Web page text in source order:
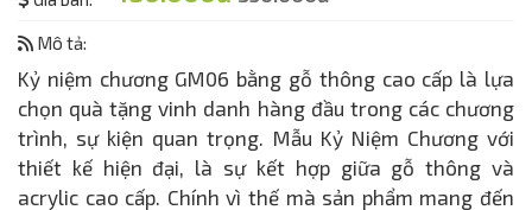
Mô tả:
Kỷ niệm chương GM06 bằng gỗ thông cao cấp là lựa
chọn quà tặng vinh danh hàng đầu trong các chương
trình, sự kiện quan trọng. Mẫu Kỷ Niệm Chương với
thiết kế hiện đại, là sự kết hợp giữa gỗ thông và
acrylic cao cấp. Chính vì thế mà sản phẩm mang đến